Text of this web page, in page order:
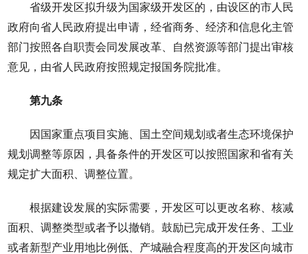
省级开发区拟升级为国家级开发区的，由设区的市人民
政府向省人民政府提出申请，经省商务、经济和信息化主管
部门按照各自职责会同发展改革、自然资源等部门提出审核
意见，由省人民政府按照规定报国务院批准。
第九条
因国家重点项目实施、国土空间规划或者生态环境保护
规划调整等原因，具备条件的开发区可以按照国家和省有关
规定扩大面积、调整位置。
根据建设发展的实际需要，开发区可以更改名称、核减
面积、调整类型或者予以撤销。鼓励已完成开发任务、工业
或者新型产业用地比例低、产城融合程度高的开发区向城市